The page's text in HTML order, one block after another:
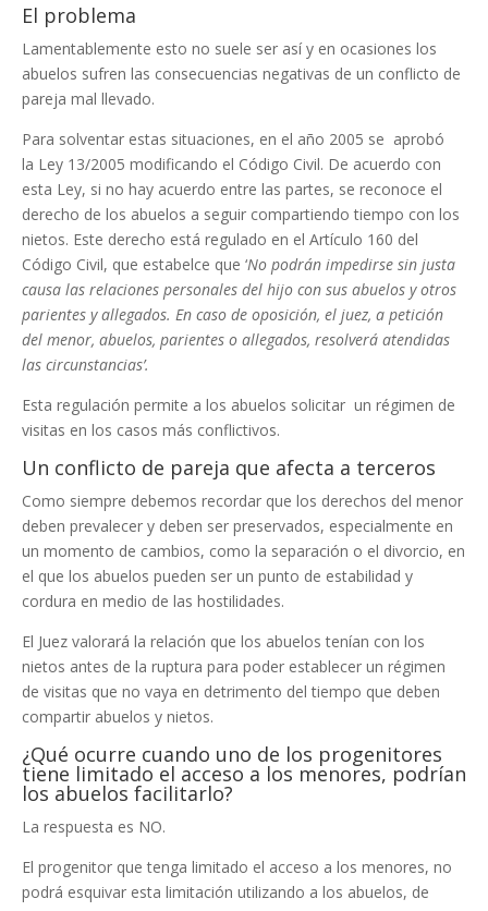
El problema
Lamentablemente esto no suele ser así y en ocasiones los
abuelos sufren las consecuencias negativas de un conflicto de
pareja mal llevado.
Para solventar estas situaciones, en el año 2005 se aprobó
la Ley 13/2005 modificando el Código Civil. De acuerdo con
esta Ley, si no hay acuerdo entre las partes, se reconoce el
derecho de los abuelos a seguir compartiendo tiempo con los
nietos. Este derecho está regulado en el Artículo 160 del
Código Civil, que estabelce que ‘No podrán impedirse sin justa
causa las relaciones personales del hijo con sus abuelos y otros
parientes y allegados. En caso de oposición, el juez, a petición
del menor, abuelos, parientes o allegados, resolverá atendidas
las circunstancias’.
Esta regulación permite a los abuelos solicitar un régimen de
visitas en los casos más conflictivos.
Un conflicto de pareja que afecta a terceros
Como siempre debemos recordar que los derechos del menor
deben prevalecer y deben ser preservados, especialmente en
un momento de cambios, como la separación o el divorcio, en
el que los abuelos pueden ser un punto de estabilidad y
cordura en medio de las hostilidades.
El Juez valorará la relación que los abuelos tenían con los
nietos antes de la ruptura para poder establecer un régimen
de visitas que no vaya en detrimento del tiempo que deben
compartir abuelos y nietos.
¿Qué ocurre cuando uno de los progenitores
tiene limitado el acceso a los menores, podrían
los abuelos facilitarlo?
La respuesta es NO.
El progenitor que tenga limitado el acceso a los menores, no
podrá esquivar esta limitación utilizando a los abuelos, de